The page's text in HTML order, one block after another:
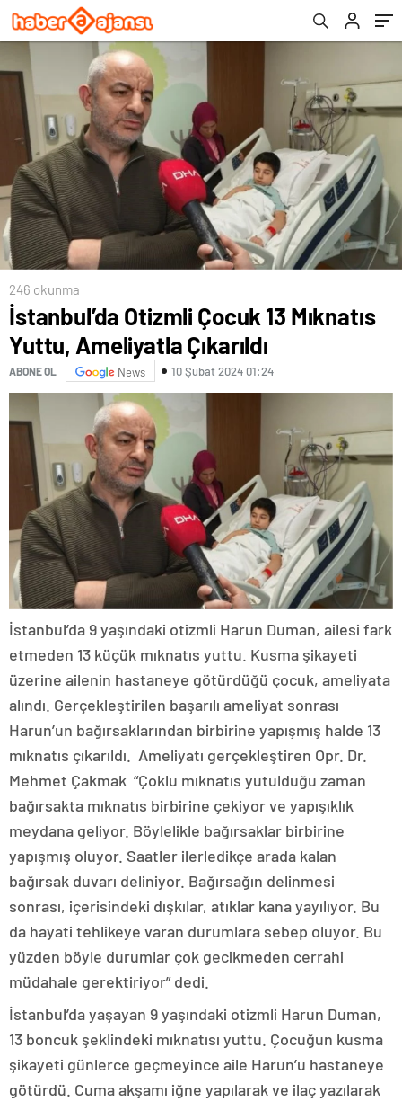
246 okunma
İstanbul’da Otizmli Çocuk 13 Mıknatıs
Yuttu, Ameliyatla Çıkarıldı
ABONE OL News 10 Şubat 2024 01:24
İstanbul’da 9 yaşındaki otizmli Harun Duman, ailesi fark
etmeden 13 küçük mıknatıs yuttu. Kusma şikayeti
üzerine ailenin hastaneye götürdüğü çocuk, ameliyata
alındı. Gerçekleştirilen başarılı ameliyat sonrası
Harun’un bağırsaklarından birbirine yapışmış halde 13
mıknatıs çıkarıldı. Ameliyatı gerçekleştiren Opr. Dr.
Mehmet Çakmak “Çoklu mıknatıs yutulduğu zaman
bağırsakta mıknatıs birbirine çekiyor ve yapışıklık
meydana geliyor. Böylelikle bağırsaklar birbirine
yapışmış oluyor. Saatler ilerledikçe arada kalan
bağırsak duvarı deliniyor. Bağırsağın delinmesi
sonrası, içerisindeki dışkılar, atıklar kana yayılıyor. Bu
da hayati tehlikeye varan durumlara sebep oluyor. Bu
yüzden böyle durumlar çok gecikmeden cerrahi
müdahale gerektiriyor” dedi.
İstanbul’da yaşayan 9 yaşındaki otizmli Harun Duman,
13 boncuk şeklindeki mıknatısı yuttu. Çocuğun kusma
şikayeti günlerce geçmeyince aile Harun’u hastaneye
götürdü. Cuma akşamı iğne yapılarak ve ilaç yazılarak